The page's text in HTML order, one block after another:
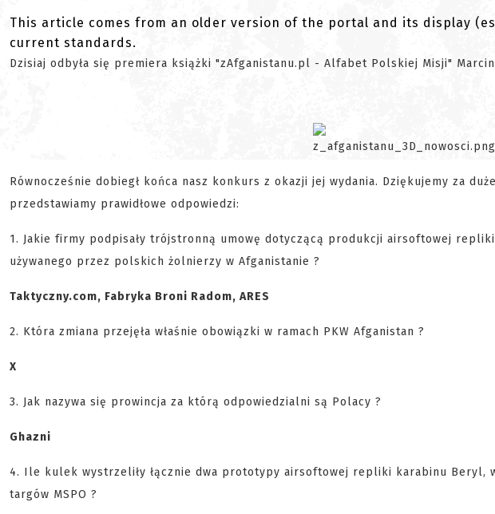
This article comes from an older version of the portal and its display
current standards.
Dzisiaj odbyła się premiera książki "zAfganistanu.pl - Alfabet Polskiej Misji"
Równocześnie dobiegł końca nasz konkurs z okazji jej wydania. Dziękujemy za
przedstawiamy prawidłowe odpowiedzi:
1. Jakie firmy podpisały trójstronną umowę dotyczącą produkcji airsoftowej
używanego przez polskich żolnierzy w Afganistanie ?
Taktyczny.com, Fabryka Broni Radom, ARES
2. Która zmiana przejęła właśnie obowiązki w ramach PKW Afganistan ?
X
3. Jak nazywa się prowincja za którą odpowiedzialni są Polacy ?
Ghazni
4. Ile kulek wystrzeliły łącznie dwa prototypy airsoftowej repliki karabinu Beryl,
targów MSPO ?